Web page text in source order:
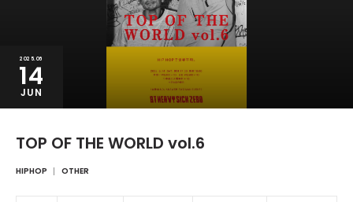
2025.06
14
JUN
TOP OF THE WORLD vol.6
HIPHOP OTHER